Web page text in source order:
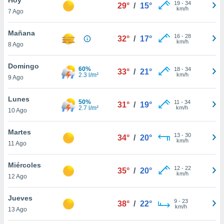
en
más
nuestra
de
cookies
aceptar
7 Ago
29° / 15° 19- 34
km/h
Mañana
8 Ago
32° / 17° 16- 28
km/h
Domingo
9 Ago
60%
2.3 l/m²
33° / 21° 18- 34
km/h
Lunes
10 Ago
50%
2.7 l/m²
31° / 19° 11 - 34
km/h
Martes
11 Ago
34° / 20° 13- 30
km/h
Miércoles
12 Ago
35° / 20° 12- 22
km/h
Jueves
13 Ago
38° / 22° 9- 23
km/h